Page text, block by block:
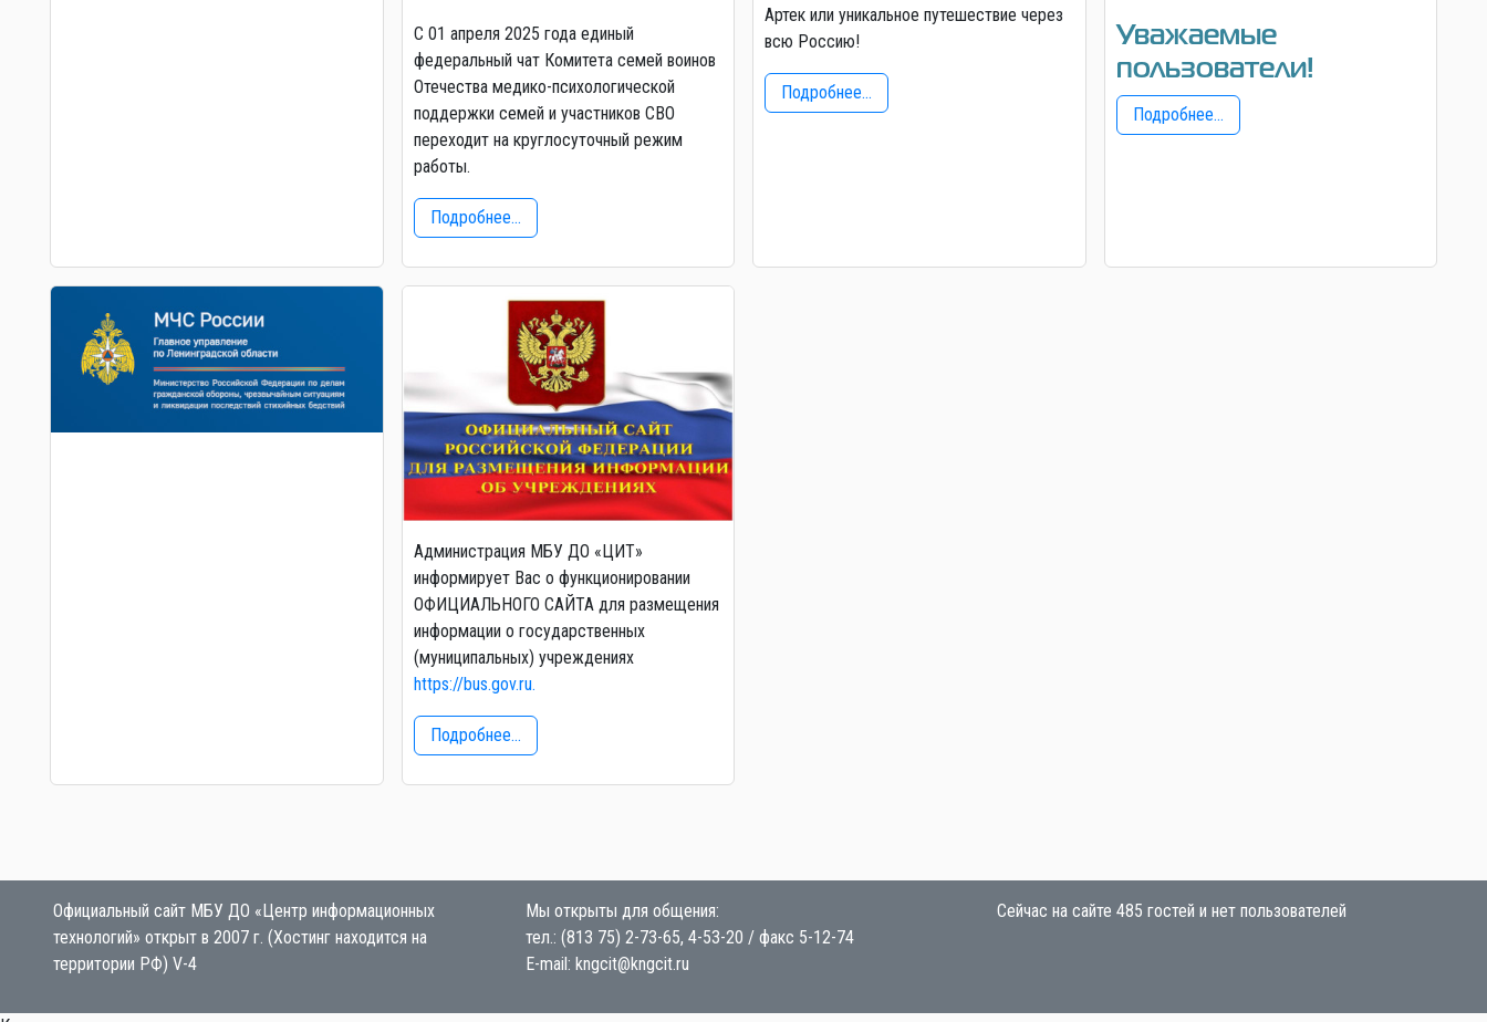
С 01 апреля 2025 года единый
федеральный чат Комитета семей воинов
Отечества медико-психологической
поддержки семей и участников СВО
переходит на круглосуточный режим
работы.
Подробнее...
Артек или уникальное путешествие через
всю Россию!
Подробнее...
Уважаемые
пользователи!
Подробнее...
Администрация МБУ ДО «ЦИТ»
информирует Вас о функционировании
ОФИЦИАЛЬНОГО САЙТА для размещения
информации о государственных
(муниципальных) учреждениях
https://bus.gov.ru.
Подробнее...
Официальный сайт МБУ ДО «Центр информационных
технологий» открыт в 2007 г. (Хостинг находится на
территории РФ) V-4
Мы открыты для общения:
тел.: (813 75) 2-73-65, 4-53-20 / факс 5-12-74
E-mail: kngcit@kngcit.ru
Сейчас на сайте 485 гостей и нет пользователей